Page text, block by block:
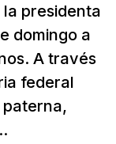
la presidenta
domingo a
A través
federal